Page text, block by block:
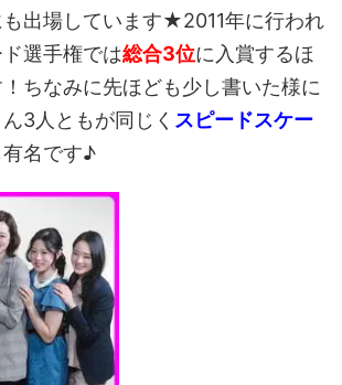
出場しています★2011年に行われ
選手権では総合3位に入賞するほ
ちなみに先ほども少し書いた様に
3人ともが同じく スピードスケー
有名です♪